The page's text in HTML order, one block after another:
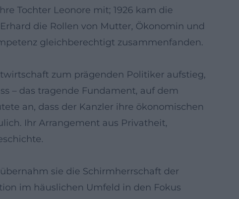
Tochter Leonore mit; 1926 kam die
die Rollen von Mutter, Ökonomin und
gleichberechtigt zusammenfanden.
zum prägenden Politiker aufstieg,
– das tragende Fundament, auf dem
an, dass der Kanzler ihre ökonomischen
Ihr Arrangement aus Privatheit,
sie die Schirmherrschaft der
im häuslichen Umfeld in den Fokus